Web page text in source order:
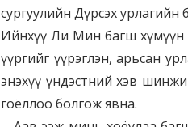
сургуулийн Дүрсэх
Ийнхүү Ли Мин багш хүмүүн
үүргийг үүрэглэн, арьсан
энэхүү үндэстний хэв
гоёллоо болгож явна.